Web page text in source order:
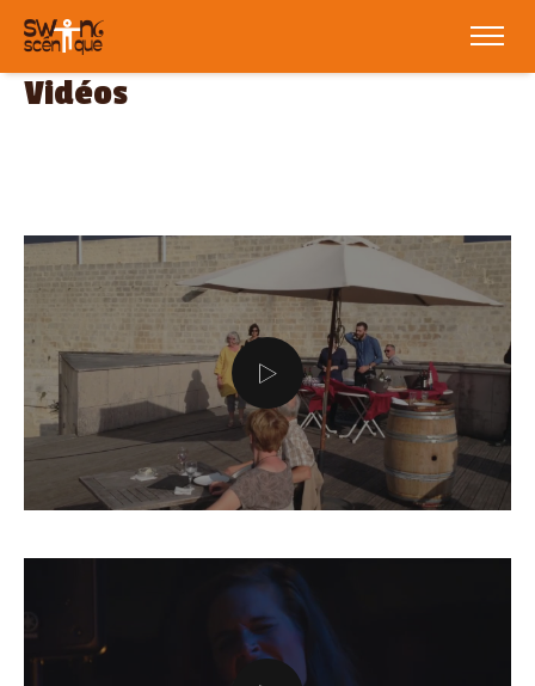
Vidéos